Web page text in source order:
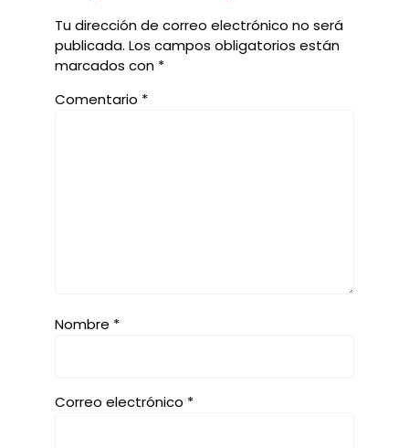
Tu dirección de correo electrónico no será
publicada. Los campos obligatorios están
marcados con *
Comentario *
Nombre *
Correo electrónico *